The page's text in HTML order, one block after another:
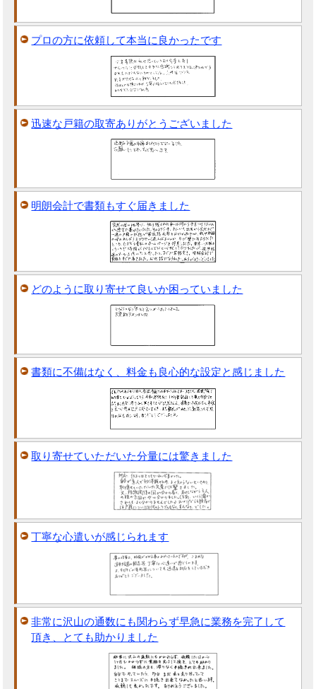
プロの方に依頼して本当に良かったです
迅速な戸籍の取寄ありがとうございました
明朗会計で書類もすぐ届きました
どのように取り寄せて良いか困っていました
書類に不備はなく、料金も良心的な設定と感じました
取り寄せていただいた分量には驚きました
丁寧な心遣いが感じられます
非常に沢山の通数にも関わらず早急に業務を完了して
頂き、とても助かりました